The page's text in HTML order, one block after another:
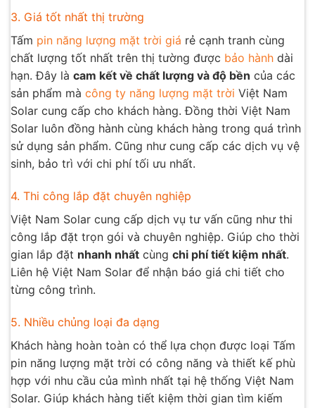
3. Giá tốt nhất thị trường
Tấm pin năng lượng mặt trời giá rẻ cạnh tranh cùng
chất lượng tốt nhất trên thị tường được bảo hành dài
hạn. Đây là cam kết về chất lượng và độ bền của các
sản phẩm mà công ty năng lượng mặt trời Việt Nam
Solar cung cấp cho khách hàng. Đồng thời Việt Nam
Solar luôn đồng hành cùng khách hàng trong quá trình
sử dụng sản phẩm. Cũng như cung cấp các dịch vụ vệ
sinh, bảo trì với chi phí tối ưu nhất.
4. Thi công lắp đặt chuyên nghiệp
Việt Nam Solar cung cấp dịch vụ tư vấn cũng như thi
công lắp đặt trọn gói và chuyên nghiệp. Giúp cho thời
gian lắp đặt nhanh nhất cùng chi phí tiết kiệm nhất.
Liên hệ Việt Nam Solar để nhận báo giá chi tiết cho
từng công trình.
5. Nhiều chủng loại đa dạng
Khách hàng hoàn toàn có thể lựa chọn được loại Tấm
pin năng lượng mặt trời có công năng và thiết kế phù
hợp với nhu cầu của mình nhất tại hệ thống Việt Nam
Solar. Giúp khách hàng tiết kiệm thời gian tìm kiếm